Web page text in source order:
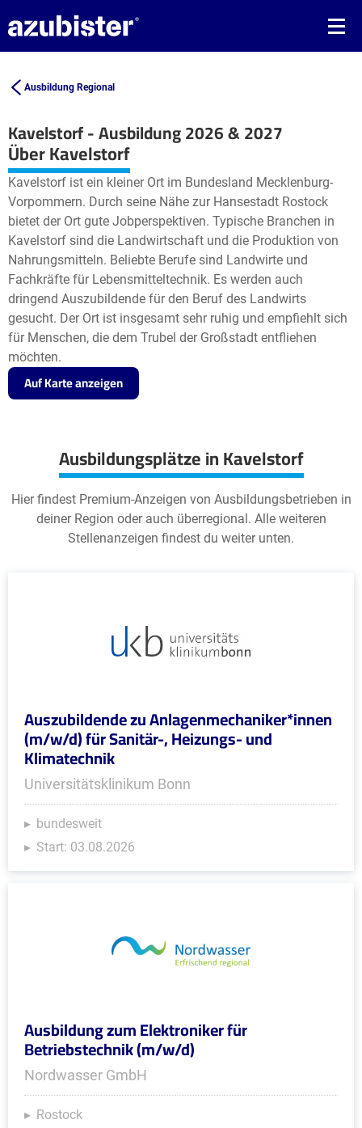
Ausbildung Regional
Kavelstorf - Ausbildung 2026 & 2027
+
−
Leaflet| ©OpenStreetMap2
Über Kavelstorf
Kavelstorf ist ein kleiner Ort im Bundesland Mecklenburg-
Vorpommern. Durch seine Nähe zur Hansestadt Rostock
bietet der Ort gute Jobperspektiven. Typische Branchen in
Kavelstorf sind die Landwirtschaft und die Produktion von
Nahrungsmitteln. Beliebte Berufe sind Landwirte und
Fachkräfte für Lebensmitteltechnik. Es werden auch
dringend Auszubildende für den Beruf des Landwirts
gesucht. Der Ort ist insgesamt sehr ruhig und empfiehlt sich
für Menschen, die dem Trubel der Großstadt entfliehen
möchten.
Auf Karte anzeigen
Ausbildungsplätze in Kavelstorf
Hier findest Premium-Anzeigen von Ausbildungsbetrieben in
deiner Region oder auch überregional. Alle weiteren
Stellenanzeigen findest du weiter unten.
Auszubildende zu Anlagenmechaniker*innen
(m/w/d) für Sanitär-, Heizungs- und
Klimatechnik
Universitätsklinikum Bonn
bundesweit
Start: 03.08.2026
Ausbildung zum Elektroniker für
Betriebstechnik (m/w/d)
Nordwasser GmbH
Rostock